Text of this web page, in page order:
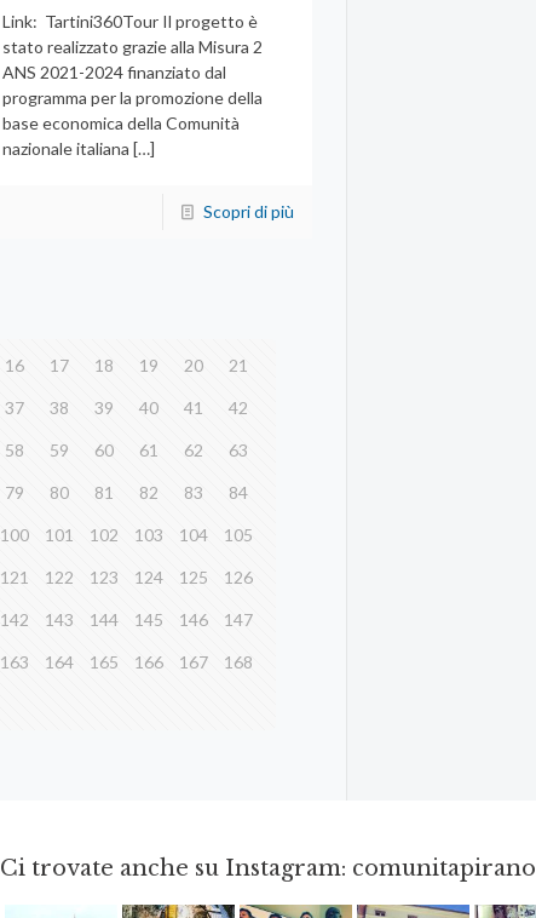
Link: Tartini360Tour Il progetto è
stato realizzato grazie alla Misura 2
ANS 2021-2024 finanziato dal
programma per la promozione della
base economica della Comunità
nazionale italiana […]
Scopri di più
16 17 18 19 20 21
37 38 39 40 41 42
58 59 60 61 62 63
79 80 81 82 83 84
100 101 102 103 104 105
121 122 123 124 125 126
142 143 144 145 146 147
163 164 165 166 167 168
Ci trovate anche su Instagram: comunitapirano